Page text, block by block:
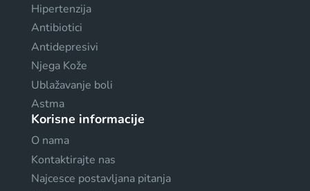
Hipertenzija
Antibiotici
Antidepresivi
Njega Kože
Ublažavanje boli
Astma
Korisne informacije
O nama
Kontaktirajte nas
Najcesce postavljana pitanja